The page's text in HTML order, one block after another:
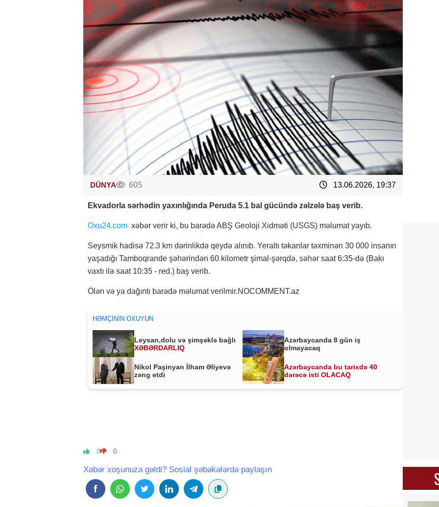
DÜNYA 605 13.06.2026, 19:37
Ekvadorla sərhədin yaxınlığında Peruda 5.1 bal gücündə zəlzələ baş verib.
Oxu24.com xəbər verir ki, bu barədə ABŞ Geoloji Xidməti (USGS) məlumat yayıb.
Seysmik hadisə 72.3 km dərinlikdə qeydə alınıb. Yeraltı təkanlar təxminən 30 000 insanın
yaşadığı Tamboqrande şəhərindən 60 kilometr şimal-şərqdə, səhər saat 6:35-də (Bakı
vaxtı ilə saat 10:35 - red.) baş verib.
Ölən və ya dağıntı barədə məlumat verilmir.NOCOMMENT.az
HƏMÇININ OXUYUN
Leysan,dolu və şimşəklə bağlı
XƏBƏRDARLIQ
Azərbaycanda 8 gün iş
olmayacaq
Nikol Paşinyan İlham Əliyevə
zəng etdi
Azərbaycanda bu tarixdə 40
dərəcə isti OLACAQ
0 0
Xəbər xoşunuza gəldi? Sosial şəbəkələrdə paylaşın